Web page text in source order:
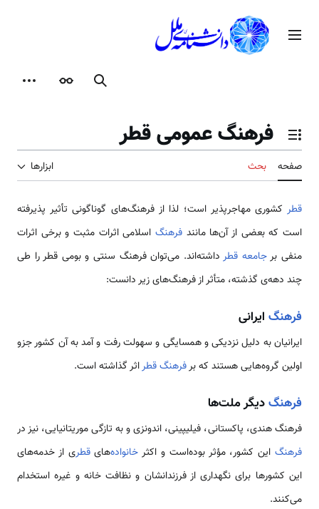
محتوامنوی اصلی
جستجوظاهر
تغییر وضعیت فهرست محتویات
فرهنگ عمومی قطر
صفحه بحث ابزارها
قطر کشوری مهاجر‌پذیر است؛ لذا از فرهنگ‌های گوناگونی تأثیر پذیرفته
است که بعضی از آن‌ها مانند فرهنگ اسلامی اثرات مثبت و برخی اثرات
منفی برجامعه قطرداشته‌اند. می‌توان فرهنگ سنتی و بومی قطر را طی
چند دهه‌ی گذشته، متأثر از فرهنگ‌های زیر دانست:
فرهنگ ایرانی
ایرانیان به دلیل نزدیکی و همسایگی و سهولت رفت و آمد به آن کشور جزو
اولین گروه‌هایی هستند که برفرهنگقطراثر گذاشته است.
فرهنگدیگر ملت‌ها
فرهنگ هندی، پاکستانی، فیلیپینی، اندونزی و به تازگی موریتانیایی، نیز در
فرهنگاین کشور، مؤثر بوده‌است و اکثر خانواده‌هایقطری از خدمه‌های
این کشورها برای نگهداری از فرزندانشان و نظافت خانه و غیره استخدام
می‌کنند.